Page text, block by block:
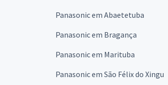
Panasonic em Abaetetuba
Panasonic em Bragança
Panasonic em Marituba
Panasonic em São Félix do Xingu